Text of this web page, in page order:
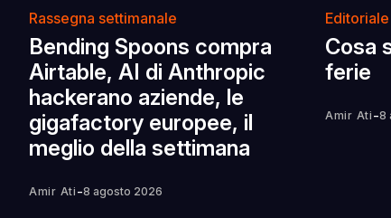
Rassegna settimanale
Bending Spoons compra
Airtable, AI di Anthropic
hackerano aziende, le
gigafactory europee, il
meglio della settimana
Amir Ati -8 agosto 2026
Editoriale
Cosa
ferie
Amir Ati -8